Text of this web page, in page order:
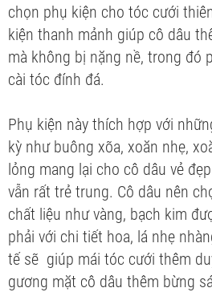
chọn phụ kiện cho tóc cưới
kiện thanh mảnh giúp cô dâu
mà không bị nặng nề, trong đó
cài tóc đính đá.
Phụ kiện này thích hợp với
kỳ như buông xõa, xoăn nhẹ,
lỏng mang lại cho cô dâu vẻ
vẫn rất trẻ trung. Cô dâu nên
chất liệu như vàng, bạch kim
phải với chi tiết hoa, lá nhẹ
tế sẽ giúp mái tóc cưới thêm
gương mặt cô dâu thêm bừng